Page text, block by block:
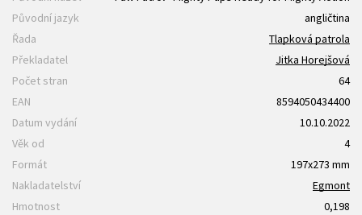
Původní jazyk
angličtina
Řada
Tlapková patrola
Překladatel
Jitka Horejšová
Počet stran
64
EAN
8594050434400
Datum vydání
10.10.2022
Věk od
4
Formát
197x273 mm
Nakladatelství
Egmont
Hmotnost
0,198